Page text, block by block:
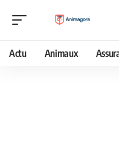
Actu Animaux